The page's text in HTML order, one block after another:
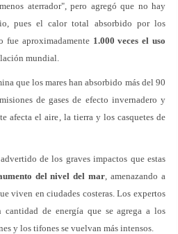
aterrador", pero agregó que no hay
pues el calor total absorbido por los
fue aproximadamente 1.000 veces el uso
mundial.
que los mares han absorbido más del 90
de gases de efecto invernadero y
afecta el aire, la tierra y los casquetes de
de los graves impactos que estas
del nivel del mar, amenazando a
viven en ciudades costeras. Los expertos
de energía que se agrega a los
y los tifones se vuelvan más intensos.